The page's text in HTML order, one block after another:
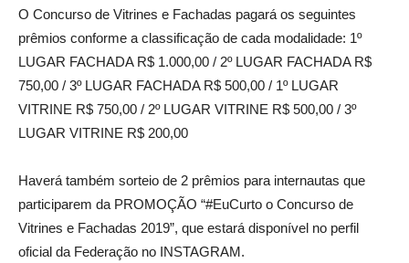
O Concurso de Vitrines e Fachadas pagará os seguintes
prêmios conforme a classificação de cada modalidade: 1º
LUGAR FACHADA R$ 1.000,00 / 2º LUGAR FACHADA R$
750,00 / 3º LUGAR FACHADA R$ 500,00 / 1º LUGAR
VITRINE R$ 750,00 / 2º LUGAR VITRINE R$ 500,00 / 3º
LUGAR VITRINE R$ 200,00
Haverá também sorteio de 2 prêmios para internautas que
participarem da PROMOÇÃO “#EuCurto o Concurso de
Vitrines e Fachadas 2019”, que estará disponível no perfil
oficial da Federação no INSTAGRAM.